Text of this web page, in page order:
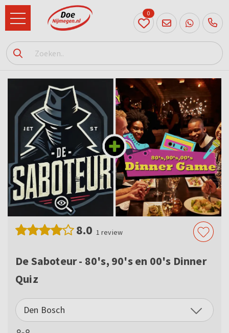
024
204
20 31
0
8.0 1 review
De Saboteur - 80's, 90's en 00's Dinner
Quiz
Den Bosch